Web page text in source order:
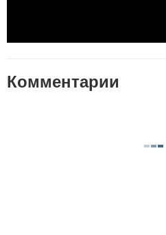
Комментарии